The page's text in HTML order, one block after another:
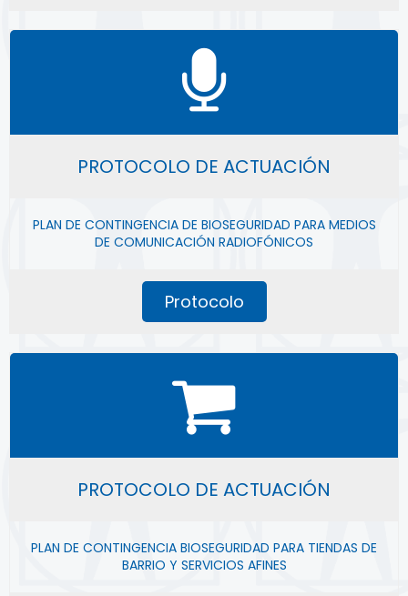
PROTOCOLO DE ACTUACIÓN
PLAN DE CONTINGENCIA DE BIOSEGURIDAD PARA MEDIOS
DE COMUNICACIÓN RADIOFÓNICOS
Protocolo
PROTOCOLO DE ACTUACIÓN
PLAN DE CONTINGENCIA BIOSEGURIDAD PARA TIENDAS DE
BARRIO Y SERVICIOS AFINES